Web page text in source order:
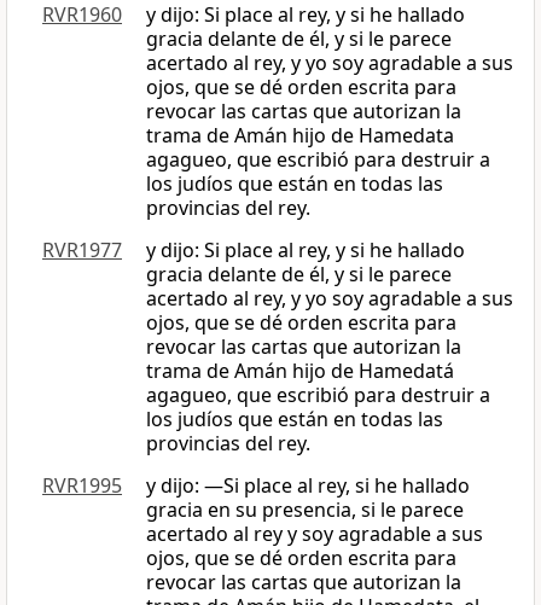
RVR1960
y dijo: Si place al rey, y si he hallado
gracia delante de él, y si le parece
acertado al rey, y yo soy agradable a sus
ojos, que se dé orden escrita para
revocar las cartas que autorizan la
trama de Amán hijo de Hamedata
agagueo, que escribió para destruir a
los judíos que están en todas las
provincias del rey.
RVR1977
y dijo: Si place al rey, y si he hallado
gracia delante de él, y si le parece
acertado al rey, y yo soy agradable a sus
ojos, que se dé orden escrita para
revocar las cartas que autorizan la
trama de Amán hijo de Hamedatá
agagueo, que escribió para destruir a
los judíos que están en todas las
provincias del rey.
RVR1995
y dijo: —Si place al rey, si he hallado
gracia en su presencia, si le parece
acertado al rey y soy agradable a sus
ojos, que se dé orden escrita para
revocar las cartas que autorizan la